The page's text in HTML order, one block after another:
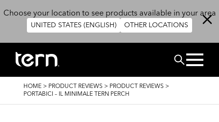
Choose your location to see products available in your area
UNITED STATES (ENGLISH) OTHER LOCATIONS
BUSCAR
BREADCRUMB
HOME > PRODUCT REVIEWS > PRODUCT REVIEWS >
PORTABICI – IL MINIMALE TERN PERCH